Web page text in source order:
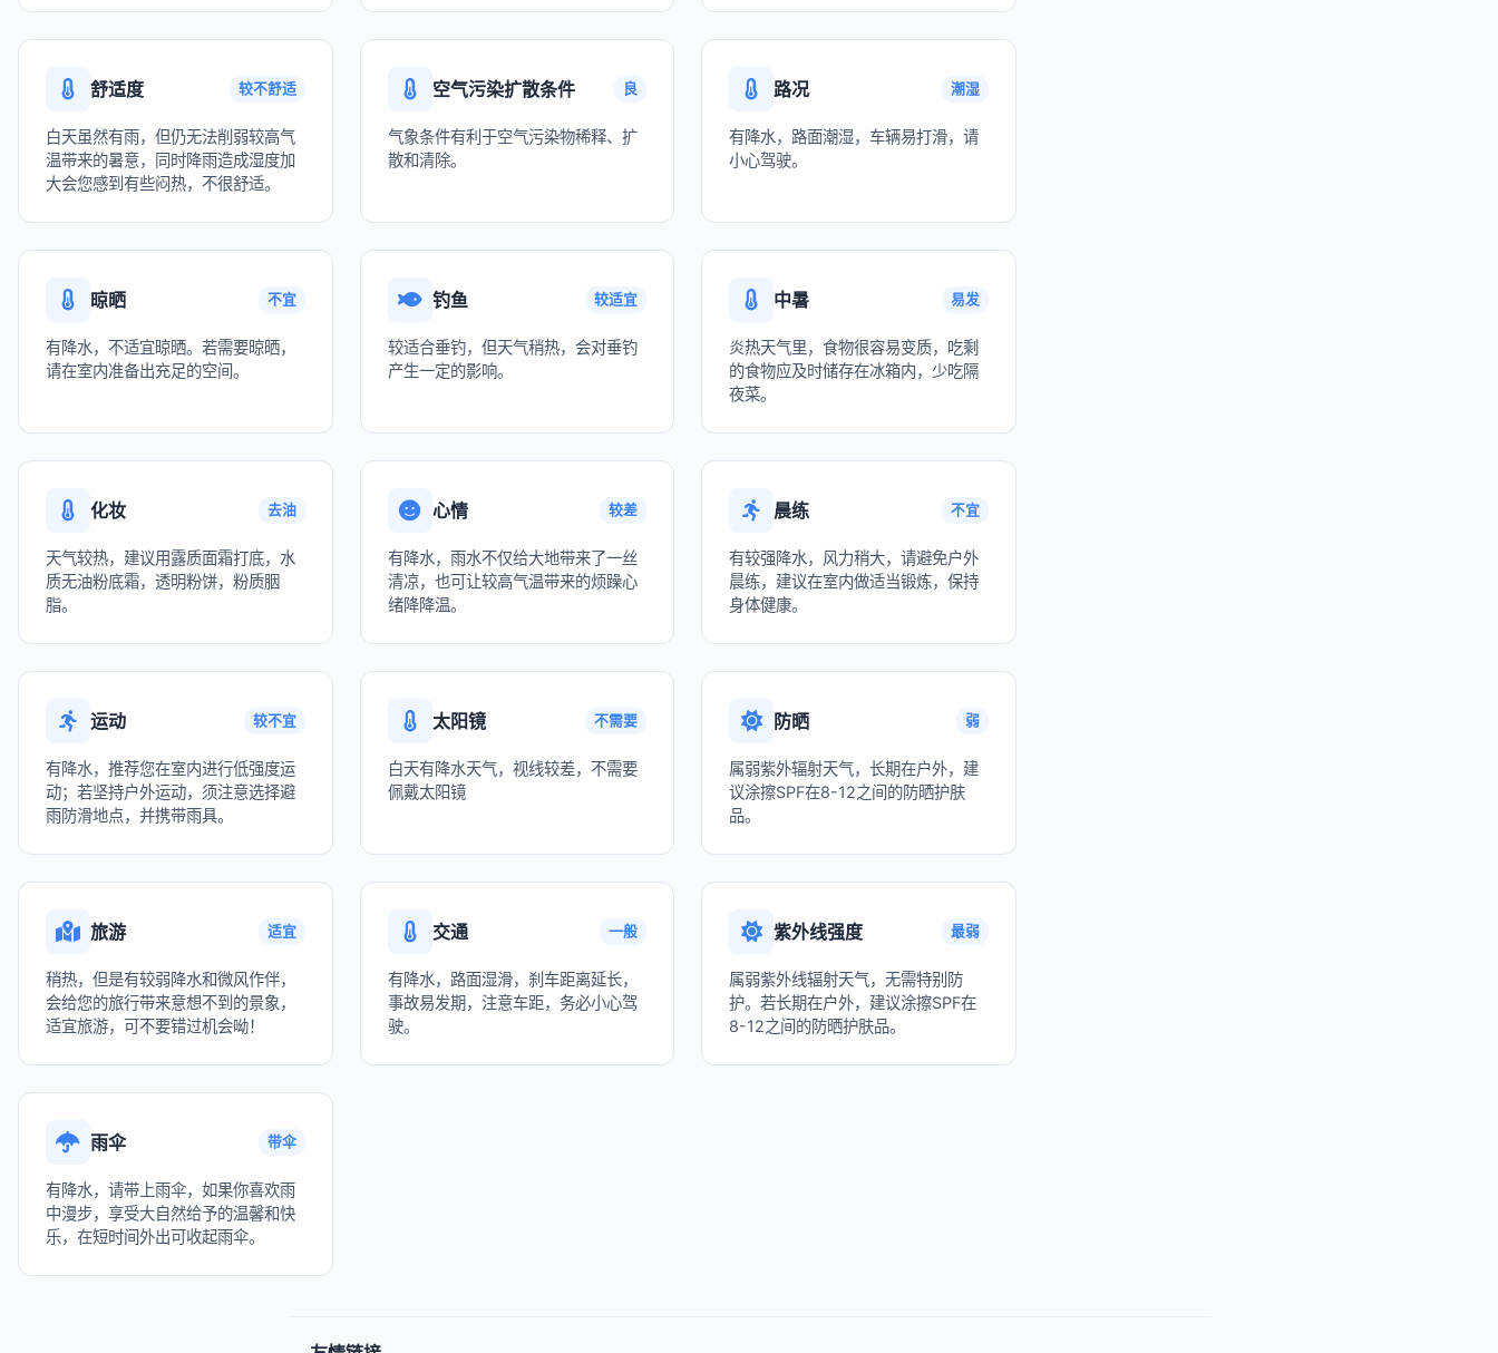
舒适度 较不舒适
白天虽然有雨，但仍无法削弱较高气
温带来的暑意，同时降雨造成湿度加
大会您感到有些闷热，不很舒适。
空气污染扩散条件 良
气象条件有利于空气污染物稀释、扩
散和清除。
路况 潮湿
有降水，路面潮湿，车辆易打滑，请
小心驾驶。
晾晒 不宜
有降水，不适宜晾晒。若需要晾晒，
请在室内准备出充足的空间。
钓鱼 较适宜
较适合垂钓，但天气稍热，会对垂钓
产生一定的影响。
中暑 易发
炎热天气里，食物很容易变质，吃剩
的食物应及时储存在冰箱内，少吃隔
夜菜。
化妆 去油
天气较热，建议用露质面霜打底，水
质无油粉底霜，透明粉饼，粉质胭
脂。
心情 较差
有降水，雨水不仅给大地带来了一丝
清凉，也可让较高气温带来的烦躁心
绪降降温。
晨练 不宜
有较强降水，风力稍大，请避免户外
晨练，建议在室内做适当锻炼，保持
身体健康。
运动 较不宜
有降水，推荐您在室内进行低强度运
动；若坚持户外运动，须注意选择避
雨防滑地点，并携带雨具。
太阳镜 不需要
白天有降水天气，视线较差，不需要
佩戴太阳镜
防晒 弱
属弱紫外辐射天气，长期在户外，建
议涂擦SPF在8-12之间的防晒护肤
品。
旅游 适宜
稍热，但是有较弱降水和微风作伴，
会给您的旅行带来意想不到的景象，
适宜旅游，可不要错过机会呦！
交通 一般
有降水，路面湿滑，刹车距离延长，
事故易发期，注意车距，务必小心驾
驶。
紫外线强度 最弱
属弱紫外线辐射天气，无需特别防
护。若长期在户外，建议涂擦SPF在
8-12之间的防晒护肤品。
雨伞 带伞
有降水，请带上雨伞，如果你喜欢雨
中漫步，享受大自然给予的温馨和快
乐，在短时间外出可收起雨伞。